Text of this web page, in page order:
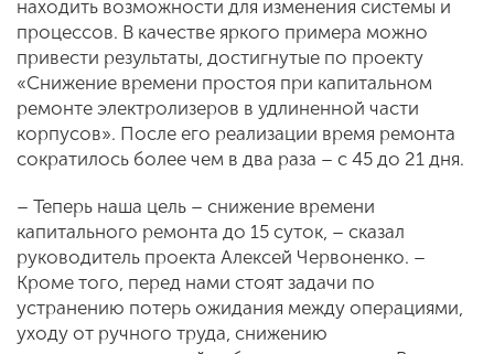
находить возможности для изменения системы и
процессов. В качестве яркого примера можно
привести результаты, достигнутые по проекту
«Снижение времени простоя при капитальном
ремонте электролизеров в удлиненной части
корпусов». После его реализации время ремонта
сократилось более чем в два раза – с 45 до 21 дня.
– Теперь наша цель – снижение времени
капитального ремонта до 15 суток, – сказал
руководитель проекта Алексей Червоненко. –
Кроме того, перед нами стоят задачи по
устранению потерь ожидания между операциями,
уходу от ручного труда, снижению